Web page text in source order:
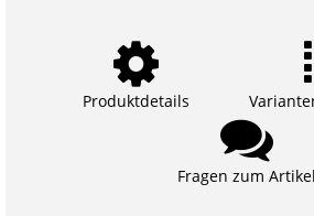
Produktdetails
Fragen zum Artikel